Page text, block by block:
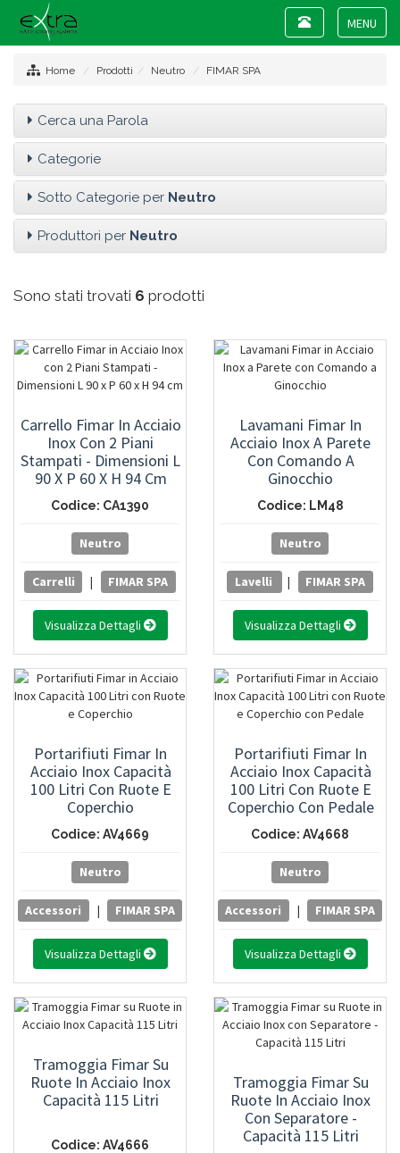
Toggle
Toggle
navigation
Home Prodotti Neutro FIMAR SPA
Cerca una Parola
Categorie
Sotto Categorie per Neutro
Produttori per Neutro
Sono stati trovati 6 prodotti
Carrello Fimar In Acciaio
Inox Con 2 Piani
Stampati - Dimensioni L
90 X P 60 X H 94 Cm
Codice: CA1390
Neutro
Carrelli | FIMAR SPA
Visualizza Dettagli
Lavamani Fimar In
Acciaio Inox A Parete
Con Comando A
Ginocchio
Codice: LM48
Neutro
Lavelli | FIMAR SPA
Visualizza Dettagli
Portarifiuti Fimar In
Acciaio Inox Capacità
100 Litri Con Ruote E
Coperchio
Codice: AV4669
Neutro
Accessori | FIMAR SPA
Visualizza Dettagli
Portarifiuti Fimar In
Acciaio Inox Capacità
100 Litri Con Ruote E
Coperchio Con Pedale
Codice: AV4668
Neutro
Accessori | FIMAR SPA
Visualizza Dettagli
Tramoggia Fimar Su
Ruote In Acciaio Inox
Capacità 115 Litri
Codice: AV4666
Tramoggia Fimar Su
Ruote In Acciaio Inox
Con Separatore -
Capacità 115 Litri